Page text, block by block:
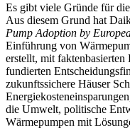
Es gibt viele Gründe für
Aus diesem Grund hat
Pump Adoption by
Einführung von
erstellt, mit
fundierten
zukunftssichere Häuser
die Umwelt, politische
Wärmepumpen mit